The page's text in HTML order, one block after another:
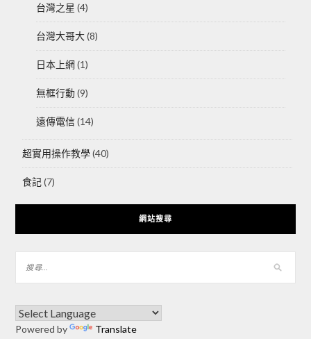
台灣之星 (4)
台灣大哥大(8)
日本上網(1)
無框行動(9)
遠傳電信(14)
超實用操作教學(40)
食記(7)
網站搜尋
Powered by Translate